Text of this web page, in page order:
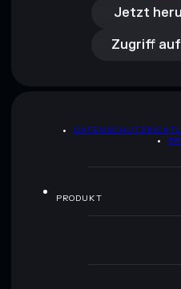
Jetzt
Zugriff
Zugriff
PRODUKT